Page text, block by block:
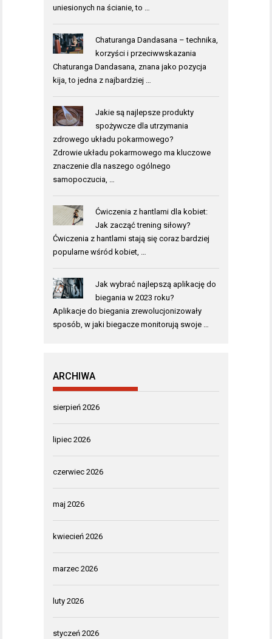
uniesionych na ścianie, to …
Chaturanga Dandasana – technika,
korzyści i przeciwwskazania
Chaturanga Dandasana, znana jako pozycja
kija, to jedna z najbardziej …
Jakie są najlepsze produkty
spożywcze dla utrzymania
zdrowego układu pokarmowego?
Zdrowie układu pokarmowego ma kluczowe
znaczenie dla naszego ogólnego
samopoczucia, …
Ćwiczenia z hantlami dla kobiet:
Jak zacząć trening siłowy?
Ćwiczenia z hantlami stają się coraz bardziej
popularne wśród kobiet, …
Jak wybrać najlepszą aplikację do
biegania w 2023 roku?
Aplikacje do biegania zrewolucjonizowały
sposób, w jaki biegacze monitorują swoje …
ARCHIWA
sierpień 2026
lipiec 2026
czerwiec 2026
maj 2026
kwiecień 2026
marzec 2026
luty 2026
styczeń 2026